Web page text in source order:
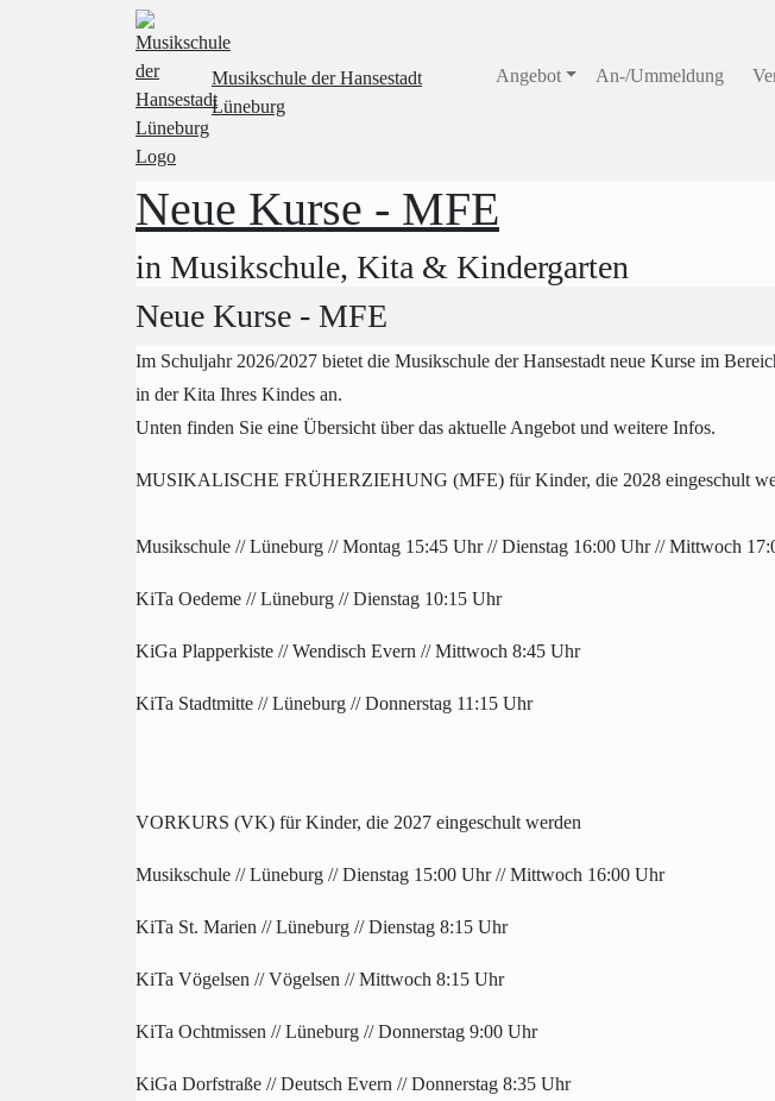
Musikschule der Hansestadt
Lüneburg
Angebot An-/Ummeldung
Neue Kurse - MFE
in Musikschule, Kita & Kindergarten
Neue Kurse - MFE
Im Schuljahr 2026/2027 bietet die Musikschule der Hansestadt neue Kurse im
in der Kita Ihres Kindes an.
Unten finden Sie eine Übersicht über das aktuelle Angebot und weitere Infos.
MUSIKALISCHE FRÜHERZIEHUNG (MFE) für Kinder, die 2028 eingeschult
Musikschule // Lüneburg // Montag 15:45 Uhr // Dienstag 16:00 Uhr // Mittwoch
KiTa Oedeme // Lüneburg // Dienstag 10:15 Uhr
KiGa Plapperkiste // Wendisch Evern // Mittwoch 8:45 Uhr
KiTa Stadtmitte // Lüneburg // Donnerstag 11:15 Uhr
VORKURS (VK) für Kinder, die 2027 eingeschult werden
Musikschule // Lüneburg // Dienstag 15:00 Uhr // Mittwoch 16:00 Uhr
KiTa St. Marien // Lüneburg // Dienstag 8:15 Uhr
KiTa Vögelsen // Vögelsen // Mittwoch 8:15 Uhr
KiTa Ochtmissen // Lüneburg // Donnerstag 9:00 Uhr
KiGa Dorfstraße // Deutsch Evern // Donnerstag 8:35 Uhr